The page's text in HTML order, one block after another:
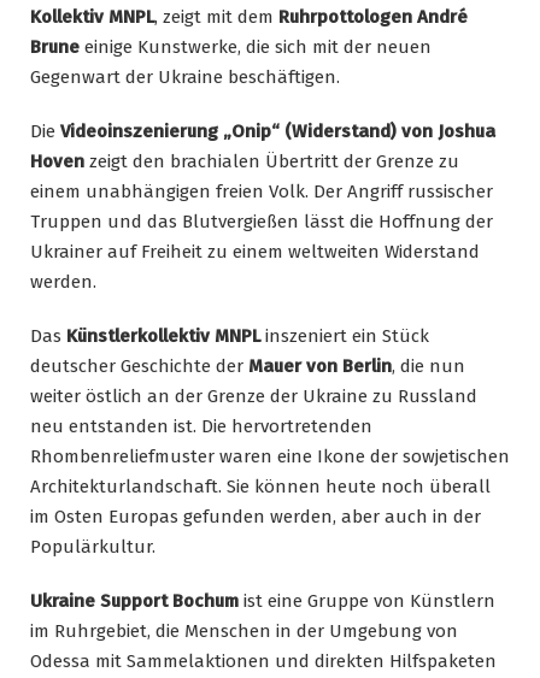
Kollektiv MNPL, zeigt mit dem Ruhrpottologen André
Brune einige Kunstwerke, die sich mit der neuen
Gegenwart der Ukraine beschäftigen.
Die Videoinszenierung „Onip“ (Widerstand) von Joshua
Hoven zeigt den brachialen Übertritt der Grenze zu
einem unabhängigen freien Volk. Der Angriff russischer
Truppen und das Blutvergießen lässt die Hoffnung der
Ukrainer auf Freiheit zu einem weltweiten Widerstand
werden.
Das Künstlerkollektiv MNPLinszeniert ein Stück
deutscher Geschichte der Mauer von Berlin, die nun
weiter östlich an der Grenze der Ukraine zu Russland
neu entstanden ist. Die hervortretenden
Rhombenreliefmuster waren eine Ikone der sowjetischen
Architekturlandschaft. Sie können heute noch überall
im Osten Europas gefunden werden, aber auch in der
Populärkultur.
Ukraine Support Bochum ist eine Gruppe von Künstlern
im Ruhrgebiet, die Menschen in der Umgebung von
Odessa mit Sammelaktionen und direkten Hilfspaketen